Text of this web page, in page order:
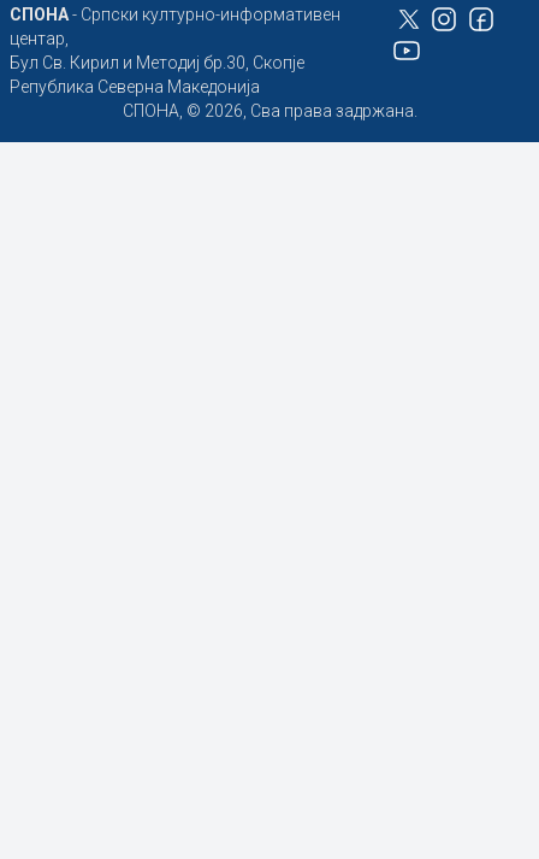
СПОНА- Српски културно-информативен
центар,
Бул Св. Кирил и Методиј бр.30, Скопје
Република Северна Македонија
СПОНА, © 2026, Сва права задржана.